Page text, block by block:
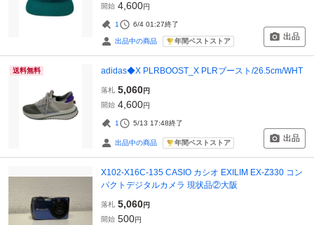
開始 4,600円
1 6/4 01:27終了
出品中の商品 年間ベストストア 出品
送料無料 adidas◆X PLRBOOST_X PLRブースト/26.5cm/WHT
落札 5,060円
開始 4,600円
1 5/13 17:48終了
出品中の商品 年間ベストストア 出品
X102-X16C-135 CASIO カシオ EXILIM EX-Z330 コン
パクトデジタルカメラ 現状品②大阪
落札 5,060円
開始 500円